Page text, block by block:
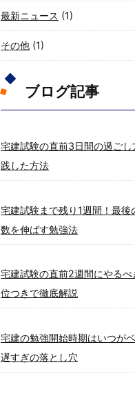
最新ニュース (1)
その他 (1)
ブログ記事
宅建試験の直前3日間の過ご
践した方法
宅建試験まで残り1週間！最後
数を伸ばす勉強法
宅建試験の直前2週間にやる
位つきで徹底解説
宅建の勉強開始時期はいつが
遅すぎの落とし穴